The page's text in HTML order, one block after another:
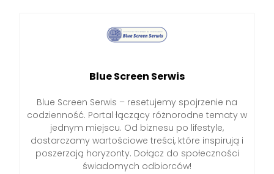
Blue Screen Serwis
Blue Screen Serwis – resetujemy spojrzenie na
codzienność. Portal łączący różnorodne tematy w
jednym miejscu. Od biznesu po lifestyle,
dostarczamy wartościowe treści, które inspirują i
poszerzają horyzonty. Dołącz do społeczności
świadomych odbiorców!